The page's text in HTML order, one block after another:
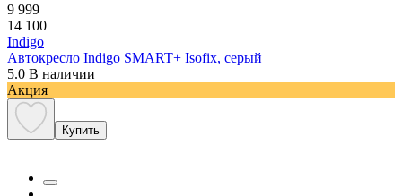
9 999
14 100
Indigo
Автокресло Indigo SMART+ Isofix, серый
5.0 В наличии
Акция
Купить